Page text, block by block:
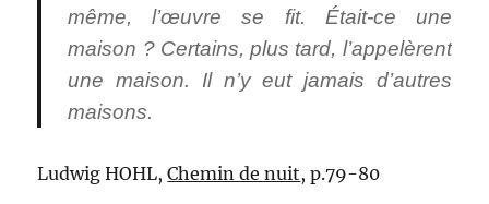
même, l’œuvre se fit. Était-ce une
maison ? Certains, plus tard, l’appelèrent
une maison. Il n’y eut jamais d’autres
maisons.
Ludwig HOHL,Chemin de nuit, p.79-80